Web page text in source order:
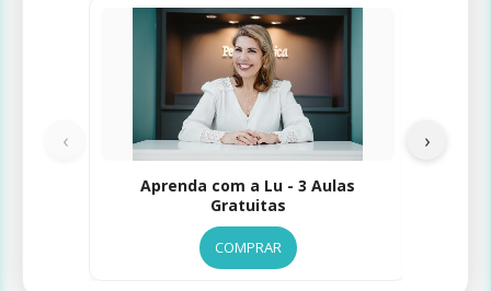
‹
Aprenda com a Lu - 3 Aulas
Gratuitas
COMPRAR
›